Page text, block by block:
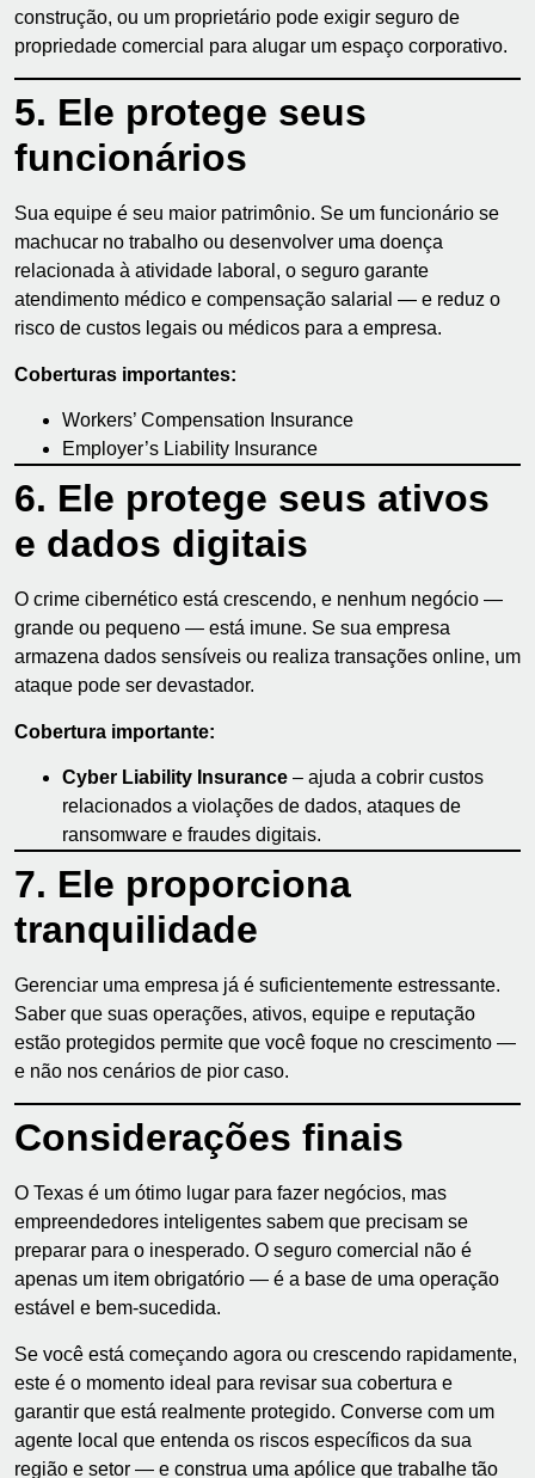
construção, ou um proprietário pode exigir seguro de
propriedade comercial para alugar um espaço corporativo.
5. Ele protege seus
funcionários
Sua equipe é seu maior patrimônio. Se um funcionário se
machucar no trabalho ou desenvolver uma doença
relacionada à atividade laboral, o seguro garante
atendimento médico e compensação salarial — e reduz o
risco de custos legais ou médicos para a empresa.
Coberturas importantes:
Workers’ Compensation Insurance
Employer’s Liability Insurance
6. Ele protege seus ativos
e dados digitais
O crime cibernético está crescendo, e nenhum negócio —
grande ou pequeno — está imune. Se sua empresa
armazena dados sensíveis ou realiza transações online, um
ataque pode ser devastador.
Cobertura importante:
Cyber Liability Insurance – ajuda a cobrir custos
relacionados a violações de dados, ataques de
ransomware e fraudes digitais.
7. Ele proporciona
tranquilidade
Gerenciar uma empresa já é suficientemente estressante.
Saber que suas operações, ativos, equipe e reputação
estão protegidos permite que você foque no crescimento —
e não nos cenários de pior caso.
Considerações finais
O Texas é um ótimo lugar para fazer negócios, mas
empreendedores inteligentes sabem que precisam se
preparar para o inesperado. O seguro comercial não é
apenas um item obrigatório — é a base de uma operação
estável e bem-sucedida.
Se você está começando agora ou crescendo rapidamente,
este é o momento ideal para revisar sua cobertura e
garantir que está realmente protegido. Converse com um
agente local que entenda os riscos específicos da sua
região e setor — e construa uma apólice que trabalhe tão